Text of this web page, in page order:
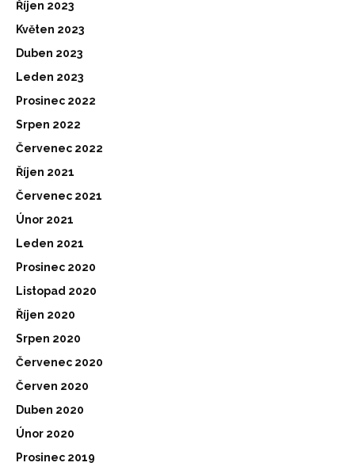
Říjen 2023
Květen 2023
Duben 2023
Leden 2023
Prosinec 2022
Srpen 2022
Červenec 2022
Říjen 2021
Červenec 2021
Únor 2021
Leden 2021
Prosinec 2020
Listopad 2020
Říjen 2020
Srpen 2020
Červenec 2020
Červen 2020
Duben 2020
Únor 2020
Prosinec 2019